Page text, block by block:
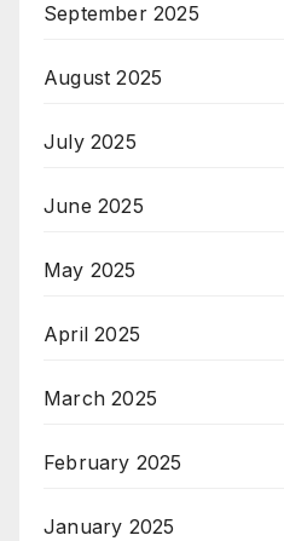
September 2025
August 2025
July 2025
June 2025
May 2025
April 2025
March 2025
February 2025
January 2025